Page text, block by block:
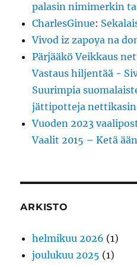
palasin nimimerkin
CharlesGinue:
Vivod iz zapoya na
Pärjääkö Veikkaus
Vastaus hiljentää -
Suurimpia
jättipotteja
Vuoden 2023
Vaalit 2015 – Ketä
ARKISTO
helmikuu 2026 (1)
joulukuu 2025 (1)